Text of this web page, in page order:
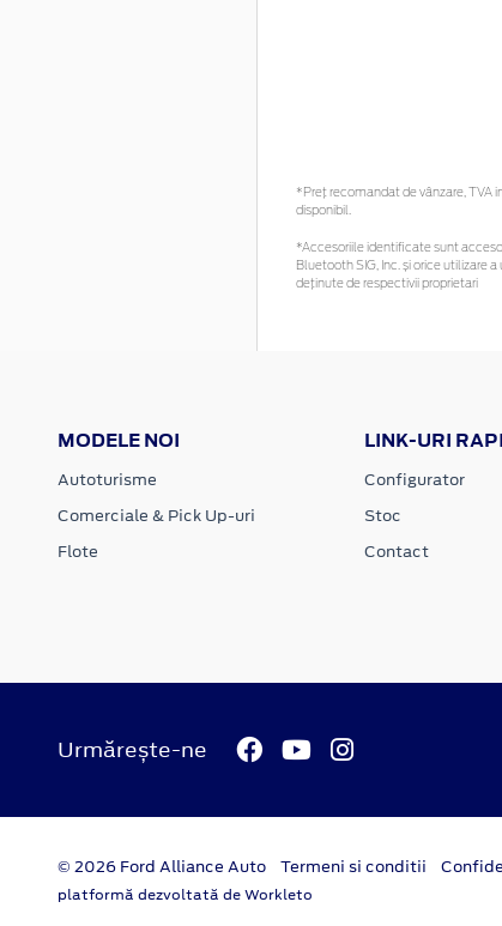
*Preţ recomandat de vânzare, TVA
disponibil.
*Accesoriile identificate sunt
Bluetooth SIG, Inc. și orice utilizare
deținute de respectivii proprietari
MODELE NOI
Autoturisme
Comerciale & Pick Up-uri
Flote
LINK-URI
Configurator
Stoc
Contact
Urmărește-ne
© 2026 Ford Alliance Auto Termeni si conditii
platformă dezvoltată de Workleto